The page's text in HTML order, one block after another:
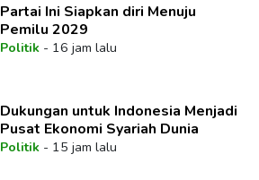
Partai Ini Siapkan diri Menuju
Pemilu 2029
Politik- 16 jam lalu
Dukungan untuk Indonesia Menjadi
Pusat Ekonomi Syariah Dunia
Politik- 15 jam lalu